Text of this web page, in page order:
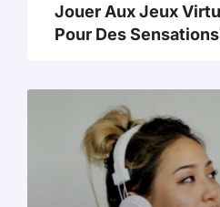
Jouer Aux Jeux
Pour Des